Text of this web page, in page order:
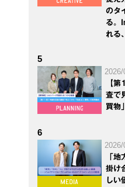
のタ
る。
れる
5
2026/
【
査で
買物
6
2026/
「
掛け
しい